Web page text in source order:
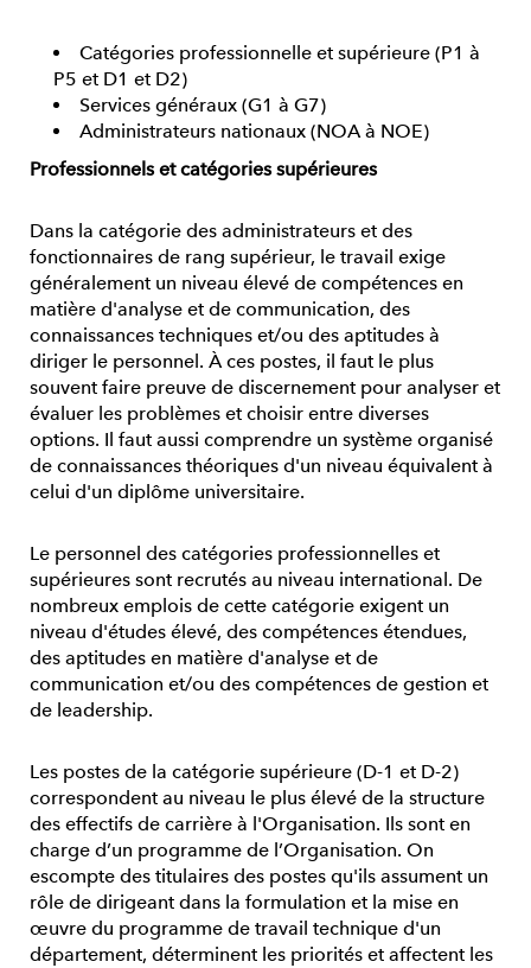
Catégories professionnelle et supérieure (P1 à
P5 et D1 et D2)
Services généraux (G1 à G7)
Administrateurs nationaux (NOA à NOE)
Professionnels et catégories supérieures
Dans la catégorie des administrateurs et des
fonctionnaires de rang supérieur, le travail exige
généralement un niveau élevé de compétences en
matière d'analyse et de communication, des
connaissances techniques et/ou des aptitudes à
diriger le personnel. À ces postes, il faut le plus
souvent faire preuve de discernement pour analyser et
évaluer les problèmes et choisir entre diverses
options. Il faut aussi comprendre un système organisé
de connaissances théoriques d'un niveau équivalent à
celui d'un diplôme universitaire.
Le personnel des catégories professionnelles et
supérieures sont recrutés au niveau international. De
nombreux emplois de cette catégorie exigent un
niveau d'études élevé, des compétences étendues,
des aptitudes en matière d'analyse et de
communication et/ou des compétences de gestion et
de leadership.
Les postes de la catégorie supérieure (D-1 et D-2)
correspondent au niveau le plus élevé de la structure
des effectifs de carrière à l'Organisation. Ils sont en
charge d’un programme de l’Organisation. On
escompte des titulaires des postes qu'ils assument un
rôle de dirigeant dans la formulation et la mise en
œuvre du programme de travail technique d'un
département, déterminent les priorités et affectent les